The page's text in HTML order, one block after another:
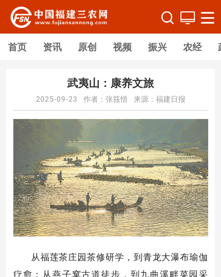
首页 资讯 原创 视频 振兴 农经
武夷山：康养文旅
2025-09-23 作者：张筱惜 来源：福建日报
从福莲茶庄园茶修研学，到青龙大瀑布瑜伽
疗愈；从燕子窠古道徒步，到九曲溪畔菜园采